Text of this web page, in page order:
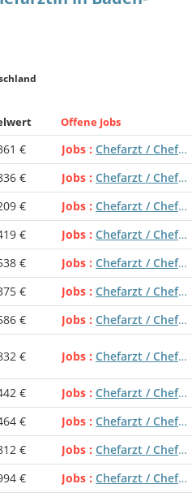
Offene Jobs
€ Jobs
Chefarzt / Chefärztin
€ Jobs
Chefarzt / Chefärztin
€ Jobs
Chefarzt / Chefärztin
€ Jobs
Chefarzt / Chefärztin
€ Jobs
Chefarzt / Chefärztin
€ Jobs
Chefarzt / Chefärztin
€ Jobs
Chefarzt / Chefärztin
€ Jobs Chefarzt / Chefärztin
€ Jobs
Chefarzt / Chefärztin
€ Jobs
Chefarzt / Chefärztin
€ Jobs
Chefarzt / Chefärztin
€ Jobs
Chefarzt / Chefärztin